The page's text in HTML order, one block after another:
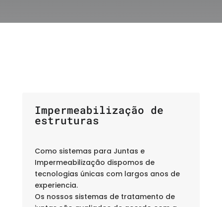
Impermeabilização de
estruturas
Como sistemas para Juntas e
Impermeabilização dispomos de
tecnologias únicas com largos anos de
experiencia.
Os nossos sistemas de tratamento de